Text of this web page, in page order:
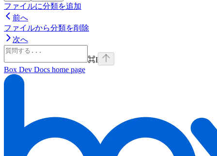
ファイルに分類を追加
前へ
ファイルから分類を削除
次へ
⌘I
Box Dev Docs home page